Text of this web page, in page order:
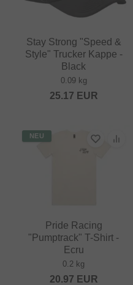
Stay Strong "Speed &
Style" Trucker Kappe -
Black
0.09 kg
25.17 EUR
NEU
Pride Racing
"Pumptrack" T-Shirt -
Ecru
0.2 kg
20.97 EUR